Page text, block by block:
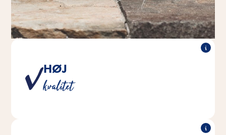
HØJ
kvalitet
Et produkt fra Vitakraft er vores løfte til dig og dit
kæledyr om at leve op til de højeste kvalitetsstandarder.